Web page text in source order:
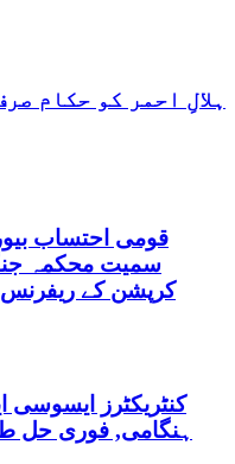
ہلالِ احمر کو حکام
قومی احتساب
سمیت محکمہ
کرپشن کے
کنٹریکٹرز ایسوسی
ہنگامی, فوری حل